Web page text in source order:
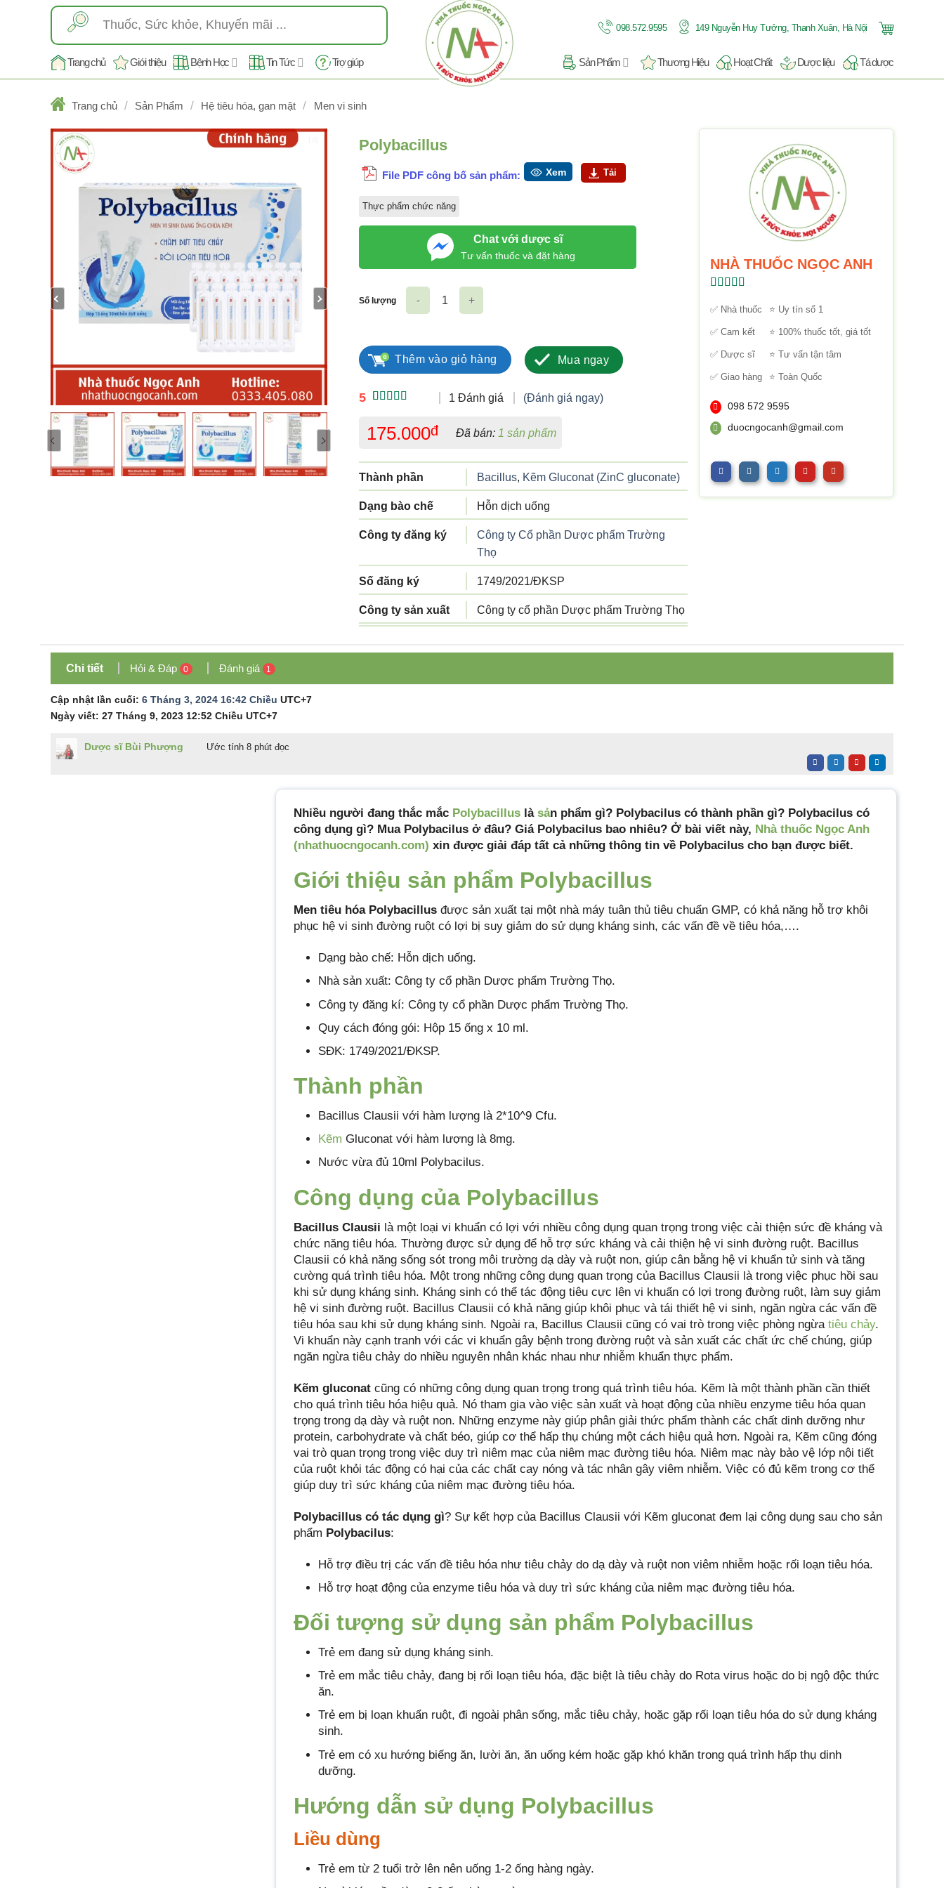
kiếm:
098.572.9595 149 Nguyễn Huy Tưởng, Thanh Xuân, Hà Nội
Trang chủ Giới thiệu Bệnh Học Tin Tức Trợ giúp Sản Phẩm Thương Hiệu Hoạt Chất Dược liệu Tá dược
Trang chủ / Sản Phẩm / Hệ tiêu hóa, gan mật / Men vi sinh
Polybacillus
File PDF công bố sản phẩm: Xem Tải
Thực phẩm chức năng
Chat với dược sĩ
Tư vấn thuốc và đặt hàng
5
đánh giá
1 Đánh giá (Đánh giá ngay)
175.000đ Đã bán: 1 sản phẩm
Thành phần Bacillus, Kẽm Gluconat (ZinC gluconate)
Dạng bào chế Hỗn dịch uống
Công ty đăng ký
Công ty Cổ phần Dược phẩm Trường
Thọ
Số đăng ký 1749/2021/ĐKSP
Công ty sản xuất Công ty cổ phần Dược phẩm Trường Thọ
xuất
Xuất xứ Việt Nam
Số lượng
Thêm vào giỏ hàng Mua ngay
NHÀ THUỐC NGỌC ANH
hạng5.005
✅ Nhà thuốc ⭐ Uy tín số 1
✅ Cam kết ⭐ 100% thuốc tốt, giá tốt
✅ Dược sĩ ⭐ Tư vấn tận tâm
✅ Giao hàng ⭐ Toàn Quốc
098 572 9595
duocngocanh@gmail.com
Chi tiết Hỏi & Đáp 0 Đánh giá 1
Cập nhật lần cuối: 6 Tháng 3, 2024 16:42 Chiều UTC+7
Ngày viết: 27 Tháng 9, 2023 12:52 Chiều UTC+7
Dược sĩ Bùi Phượng Ước tính 8 phút đọc
Nhiều người đang thắc mắc Polybacillus là sản phẩm gì? Polybacilus có thành phần gì? Polybacilus có
công dụng gì? Mua Polybacilus ở đâu? Giá Polybacilus bao nhiêu? Ở bài viết này, Nhà thuốc Ngọc Anh
(nhathuocngocanh.com) xin được giải đáp tất cả những thông tin về Polybacilus cho bạn được biết.
Giới thiệu sản phẩm Polybacillus
Men tiêu hóa Polybacillus được sản xuất tại một nhà máy tuân thủ tiêu chuẩn GMP, có khả năng hỗ trợ khôi
phục hệ vi sinh đường ruột có lợi bị suy giảm do sử dụng kháng sinh, các vấn đề về tiêu hóa,….
Dạng bào chế: Hỗn dịch uống.
Nhà sản xuất: Công ty cổ phần Dược phẩm Trường Thọ.
Công ty đăng kí: Công ty cổ phần Dược phẩm Trường Thọ.
Quy cách đóng gói: Hộp 15 ống x 10 ml.
SĐK: 1749/2021/ĐKSP.
Thành phần
Bacillus Clausii với hàm lượng là 2*10^9 Cfu.
Kẽm Gluconat với hàm lượng là 8mg.
Nước vừa đủ 10ml Polybacilus.
Công dụng của Polybacillus
Bacillus Clausii là một loại vi khuẩn có lợi với nhiều công dụng quan trọng trong việc cải thiện sức đề kháng và
chức năng tiêu hóa. Thường được sử dụng để hỗ trợ sức kháng và cải thiện hệ vi sinh đường ruột. Bacillus
Clausii có khả năng sống sót trong môi trường dạ dày và ruột non, giúp cân bằng hệ vi khuẩn tử sinh và tăng
cường quá trình tiêu hóa. Một trong những công dụng quan trọng của Bacillus Clausii là trong việc phục hồi sau
khi sử dụng kháng sinh. Kháng sinh có thể tác động tiêu cực lên vi khuẩn có lợi trong đường ruột, làm suy giảm
hệ vi sinh đường ruột. Bacillus Clausii có khả năng giúp khôi phục và tái thiết hệ vi sinh, ngăn ngừa các vấn đề
tiêu hóa sau khi sử dụng kháng sinh. Ngoài ra, Bacillus Clausii cũng có vai trò trong việc phòng ngừa tiêu chảy.
Vi khuẩn này cạnh tranh với các vi khuẩn gây bệnh trong đường ruột và sản xuất các chất ức chế chúng, giúp
ngăn ngừa tiêu chảy do nhiều nguyên nhân khác nhau như nhiễm khuẩn thực phẩm.
Kẽm gluconat cũng có những công dụng quan trọng trong quá trình tiêu hóa. Kẽm là một thành phần cần thiết
cho quá trình tiêu hóa hiệu quả. Nó tham gia vào việc sản xuất và hoạt động của nhiều enzyme tiêu hóa quan
trọng trong dạ dày và ruột non. Những enzyme này giúp phân giải thức phẩm thành các chất dinh dưỡng như
protein, carbohydrate và chất béo, giúp cơ thể hấp thụ chúng một cách hiệu quả hơn. Ngoài ra, Kẽm cũng đóng
vai trò quan trọng trong việc duy trì niêm mạc của niêm mạc đường tiêu hóa. Niêm mạc này bảo vệ lớp nội tiết
của ruột khỏi tác động có hại của các chất cay nóng và tác nhân gây viêm nhiễm. Việc có đủ kẽm trong cơ thể
giúp duy trì sức kháng của niêm mạc đường tiêu hóa.
Polybacillus có tác dụng gì? Sự kết hợp của Bacillus Clausii với Kẽm gluconat đem lại công dụng sau cho sản
phẩm Polybacilus:
Hỗ trợ điều trị các vấn đề tiêu hóa như tiêu chảy do dạ dày và ruột non viêm nhiễm hoặc rối loạn tiêu hóa.
Hỗ trợ hoạt động của enzyme tiêu hóa và duy trì sức kháng của niêm mạc đường tiêu hóa.
Đối tượng sử dụng sản phẩm Polybacillus
Trẻ em đang sử dụng kháng sinh.
Trẻ em mắc tiêu chảy, đang bị rối loạn tiêu hóa, đặc biệt là tiêu chảy do Rota virus hoặc do bị ngộ độc thức
ăn.
Trẻ em bị loạn khuẩn ruột, đi ngoài phân sống, mắc tiêu chảy, hoặc gặp rối loạn tiêu hóa do sử dụng kháng
sinh.
Trẻ em có xu hướng biếng ăn, lười ăn, ăn uống kém hoặc gặp khó khăn trong quá trình hấp thụ dinh
dưỡng.
Hướng dẫn sử dụng Polybacillus
Liều dùng
Trẻ em từ 2 tuổi trở lên nên uống 1-2 ống hàng ngày.